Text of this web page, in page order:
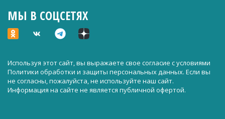
МЫ В СОЦСЕТЯХ
Используя этот сайт, вы выражаете свое согласие с условиями
Политики обработки и защиты персональных данных. Если вы
не согласны, пожалуйста, не используйте наш сайт.
Информация на сайте не является публичной офертой.